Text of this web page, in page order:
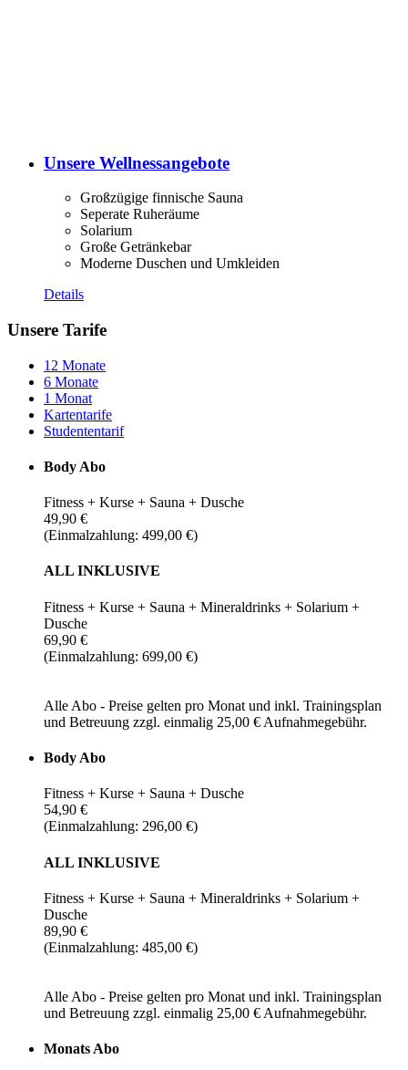
Unsere Wellnessangebote
Großzügige finnische Sauna
Seperate Ruheräume
Solarium
Große Getränkebar
Moderne Duschen und Umkleiden
Details
Unsere Tarife
12 Monate
6 Monate
1 Monat
Kartentarife
Studententarif
Body Abo
Fitness + Kurse + Sauna + Dusche
49,90 €
(Einmalzahlung: 499,00 €)
ALL INKLUSIVE
Fitness + Kurse + Sauna + Mineraldrinks + Solarium +
Dusche
69,90 €
(Einmalzahlung: 699,00 €)
Alle Abo - Preise gelten pro Monat und inkl. Trainingsplan
und Betreuung zzgl. einmalig 25,00 € Aufnahmegebühr.
Body Abo
Fitness + Kurse + Sauna + Dusche
54,90 €
(Einmalzahlung: 296,00 €)
ALL INKLUSIVE
Fitness + Kurse + Sauna + Mineraldrinks + Solarium +
Dusche
89,90 €
(Einmalzahlung: 485,00 €)
Alle Abo - Preise gelten pro Monat und inkl. Trainingsplan
und Betreuung zzgl. einmalig 25,00 € Aufnahmegebühr.
Monats Abo